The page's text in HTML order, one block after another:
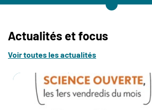
Actualités et focus
Voir toutes les actualités